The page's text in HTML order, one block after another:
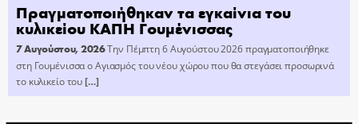
Πραγματοποιήθηκαν τα εγκαίνια του
κυλικείου ΚΑΠΗ Γουμένισσας
7 Αυγούστου, 2026Την Πέμπτη 6 Αυγούστου 2026 πραγματοποιήθηκε
στη Γουμένισσα ο Αγιασμός του νέου χώρου που θα στεγάσει προσωρινά
το κυλικείο του[…]